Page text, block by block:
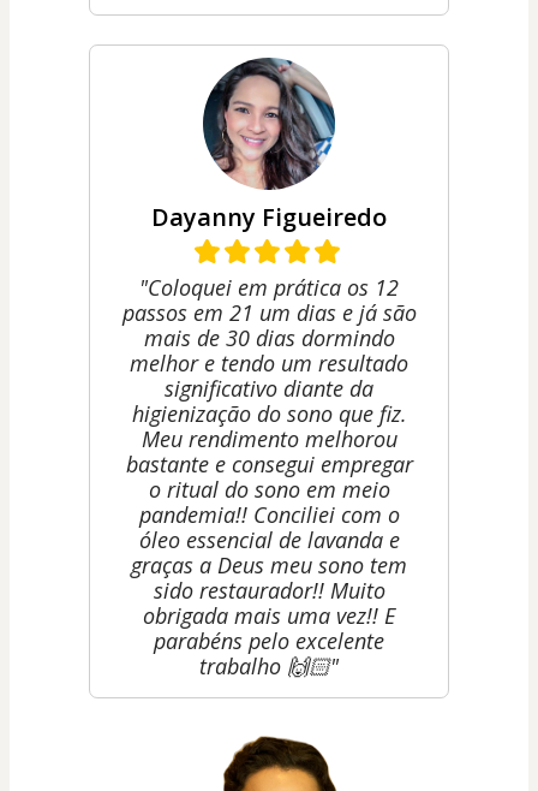
Dayanny Figueiredo
"Coloquei em prática os 12
passos em 21 um dias e já são
mais de 30 dias dormindo
melhor e tendo um resultado
significativo diante da
higienização do sono que fiz.
Meu rendimento melhorou
bastante e consegui empregar
o ritual do sono em meio
pandemia!! Conciliei com o
óleo essencial de lavanda e
graças a Deus meu sono tem
sido restaurador!! Muito
obrigada mais uma vez!! E
parabéns pelo excelente
trabalho 🙌🏻"